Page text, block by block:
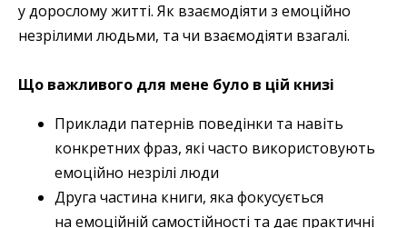
у дорослому житті. Як взаємодіяти з емоційно
незрілими людьми, та чи взаємодіяти взагалі.
Що важливого для мене було в цій книзі
Приклади патернів поведінки та навіть
конкретних фраз, які часто використовують
емоційно незрілі люди
Друга частина книги, яка фокусується
на емоційній самостійності та дає практичні